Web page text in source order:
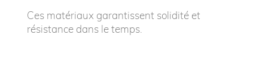
Ces matériaux garantissent solidité et
résistance dans le temps.